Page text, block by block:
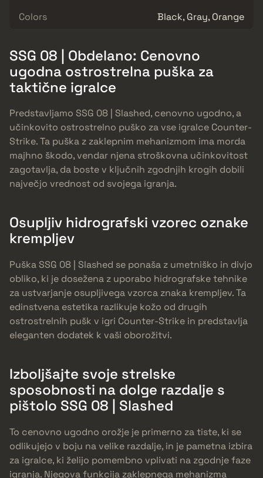
Colors
Black, Gray, Orange
SSG 08 | Obdelano: Cenovno
ugodna ostrostrelna puška za
taktične igralce
Predstavljamo SSG 08 | Slashed, cenovno ugodno, a
učinkovito ostrostrelno puško za vse igralce Counter-
Strike. Ta puška z zaklepnim mehanizmom ima morda
majhno škodo, vendar njena stroškovna učinkovitost
zagotavlja, da boste v ključnih zgodnjih krogih dobili
največjo vrednost od svojega igranja.
Osupljiv hidrografski vzorec oznake
krempljev
Puška SSG 08 | Slashed se ponaša z umetniško in divjo
obliko, ki je dosežena z uporabo hidrografske tehnike
za ustvarjanje osupljivega vzorca znaka krempljev. Ta
edinstvena estetika razlikuje kožo od drugih
ostrostrelnih pušk v igri Counter-Strike in predstavlja
eleganten dodatek k vaši oborožitvi.
Izboljšajte svoje strelske
sposobnosti na dolge razdalje s
pištolo SSG 08 | Slashed
To cenovno ugodno orožje je primerno za tiste, ki se
odlikujejo v boju na velike razdalje, in je pametna izbira
za igralce, ki želijo pomembno vplivati na zgodnje faze
igranja. Njegova funkcija zaklepnega mehanizma